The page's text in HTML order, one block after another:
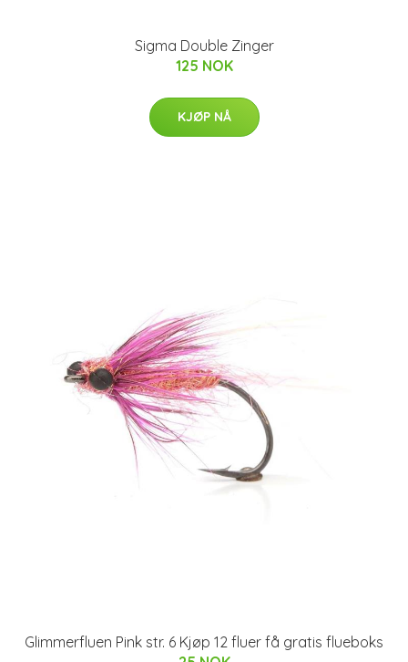
Sigma Double Zinger
125 NOK
KJØP NÅ
Glimmerfluen Pink str. 6 Kjøp 12 fluer få gratis flueboks